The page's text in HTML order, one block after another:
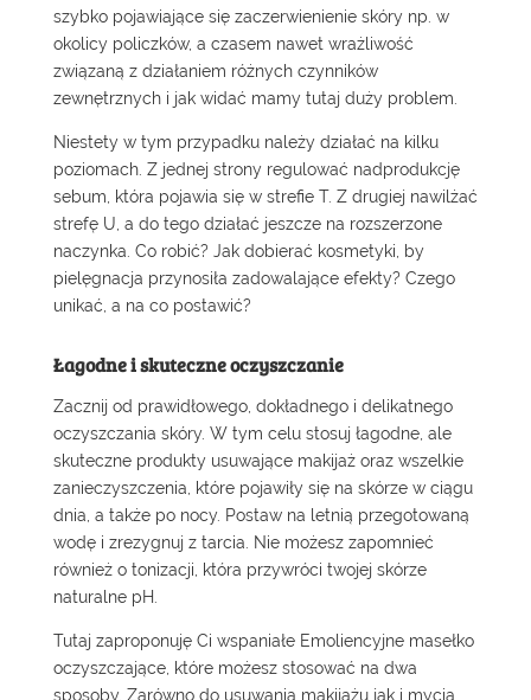
szybko pojawiające się zaczerwienienie skóry np. w
okolicy policzków, a czasem nawet wrażliwość
związaną z działaniem różnych czynników
zewnętrznych i jak widać mamy tutaj duży problem.
Niestety w tym przypadku należy działać na kilku
poziomach. Z jednej strony regulować nadprodukcję
sebum, która pojawia się w strefie T. Z drugiej nawilżać
strefę U, a do tego działać jeszcze na rozszerzone
naczynka. Co robić? Jak dobierać kosmetyki, by
pielęgnacja przynosiła zadowalające efekty? Czego
unikać, a na co postawić?
Łagodne i skuteczne oczyszczanie
Zacznij od prawidłowego, dokładnego i delikatnego
oczyszczania skóry. W tym celu stosuj łagodne, ale
skuteczne produkty usuwające makijaż oraz wszelkie
zanieczyszczenia, które pojawiły się na skórze w ciągu
dnia, a także po nocy. Postaw na letnią przegotowaną
wodę i zrezygnuj z tarcia. Nie możesz zapomnieć
również o tonizacji, która przywróci twojej skórze
naturalne pH.
Tutaj zaproponuję Ci wspaniałe Emoliencyjne masełko
oczyszczające, które możesz stosować na dwa
sposoby. Zarówno do usuwania makijażu jak i mycia